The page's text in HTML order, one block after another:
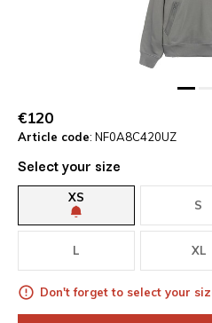
€120
Article code: NF0A8C420UZ
Select your size
XS
S
L XL
Don't forget to select your